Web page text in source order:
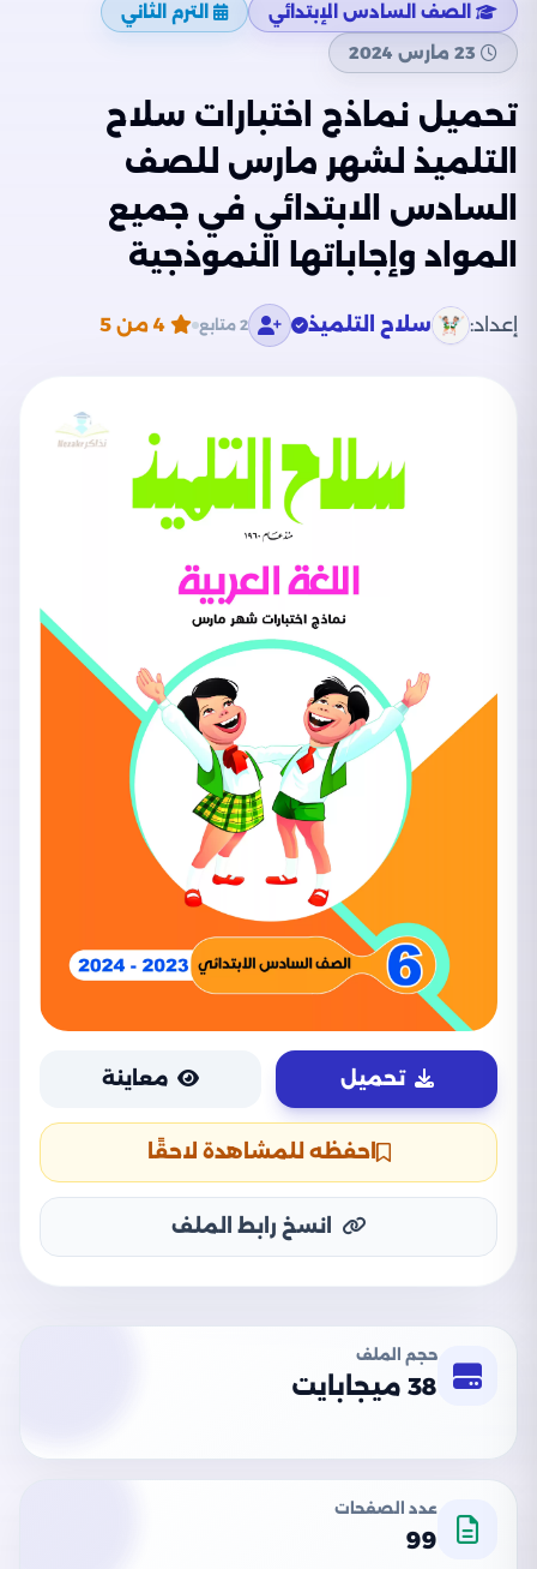
الصف السادس الإبتدائي
الترم الثاني
23 مارس 2024
تحميل نماذج اختبارات سلاح
التلميذ لشهر مارس للصف
السادس الابتدائي في جميع
المواد وإجاباتها النموذجية
إعداد: سلاح التلميذ 2 متابع 4 من 5
تحميل معاينة
احفظه للمشاهدة لاحقًا
انسخ رابط الملف
حجم الملف
38 ميجابايت
عدد الصفحات
99